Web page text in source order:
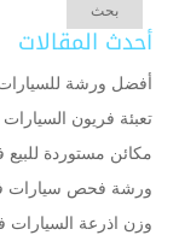
أحدث المقالات
أفضل ورشة
تعبئة فريون
مكائن مستوردة
ورشة فحص سيارات
وزن اذرعة